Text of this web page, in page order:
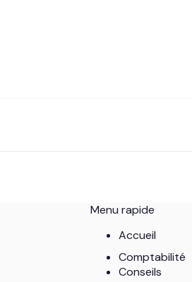
Menu rapide
Accueil
Comptabilité
Conseils